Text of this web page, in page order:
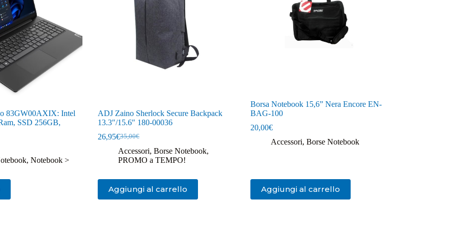
83GW00AXIX: Intel
SSD 256GB,
, Notebook >
ADJ Zaino Sherlock Secure Backpack
13.3″/15.6″ 180-00036
35,00€
Il
prezzo
originale
26,95€Il
prezzo
attuale
Accessori, Borse Notebook,
PROMO a TEMPO!
Aggiungi al carrello
Borsa Notebook 15,6” Nera Encore EN-
BAG-100
20,00€
Accessori, Borse Notebook
Aggiungi al carrello